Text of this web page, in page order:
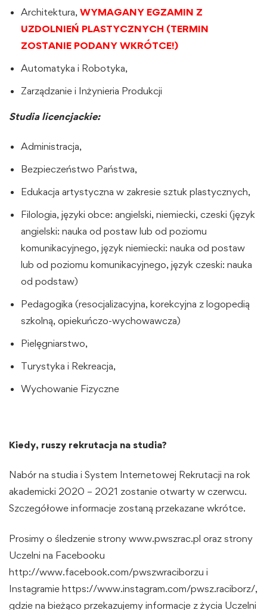
Architektura, WYMAGANY EGZAMIN Z
UZDOLNIEŃ PLASTYCZNYCH (TERMIN
ZOSTANIE PODANY WKRÓTCE!)
Automatyka i Robotyka,
Zarządzanie i Inżynieria Produkcji
Studia licencjackie:
Administracja,
Bezpieczeństwo Państwa,
Edukacja artystyczna w zakresie sztuk plastycznych,
Filologia, języki obce: angielski, niemiecki, czeski (język
angielski: nauka od postaw lub od poziomu
komunikacyjnego, język niemiecki: nauka od postaw
lub od poziomu komunikacyjnego, język czeski: nauka
od podstaw)
Pedagogika (resocjalizacyjna, korekcyjna z logopedią
szkolną, opiekuńczo-wychowawcza)
Pielęgniarstwo,
Turystyka i Rekreacja,
Wychowanie Fizyczne
Kiedy, ruszy rekrutacja na studia?
Nabór na studia i System Internetowej Rekrutacji na rok
akademicki 2020 – 2021 zostanie otwarty w czerwcu.
Szczegółowe informacje zostaną przekazane wkrótce.
Prosimy o śledzenie strony www.pwszrac.pl oraz strony
Uczelni na Facebooku
http://www.facebook.com/pwszwraciborzu i
Instagramie https://www.instagram.com/pwsz.raciborz/,
gdzie na bieżąco przekazujemy informacje z życia Uczelni